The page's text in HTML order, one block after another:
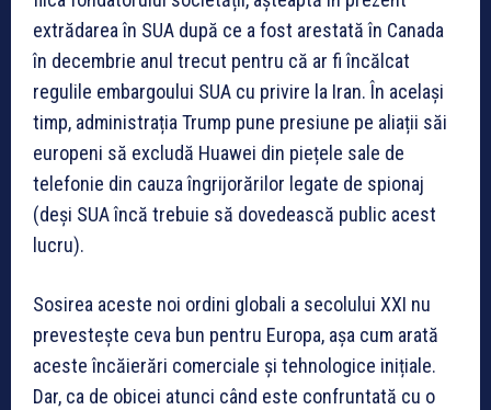
extrădarea în SUA după ce a fost arestată în Canada
în decembrie anul trecut pentru că ar fi încălcat
regulile embargoului SUA cu privire la Iran. În același
timp, administrația Trump pune presiune pe aliații săi
europeni să excludă Huawei din piețele sale de
telefonie din cauza îngrijorărilor legate de spionaj
(deși SUA încă trebuie să dovedească public acest
lucru).
Sosirea aceste noi ordini globali a secolului XXI nu
prevestește ceva bun pentru Europa, așa cum arată
aceste încăierări comerciale și tehnologice inițiale.
Dar, ca de obicei atunci când este confruntată cu o